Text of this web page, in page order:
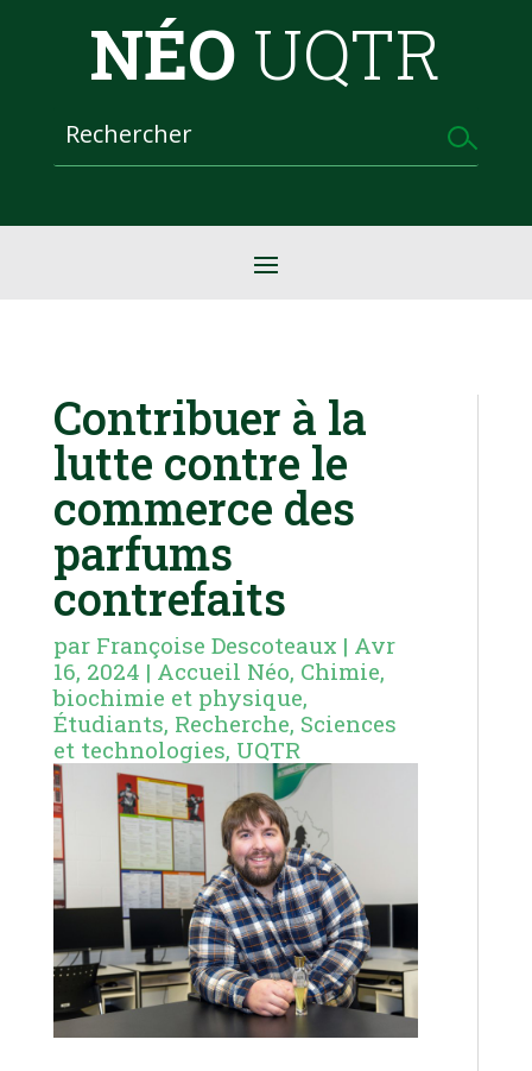
NÉO UQTR
Contribuer à la
lutte contre le
commerce des
parfums
contrefaits
par Françoise Descoteaux | Avr
16, 2024 | Accueil Néo, Chimie,
biochimie et physique,
Étudiants, Recherche, Sciences
et technologies, UQTR